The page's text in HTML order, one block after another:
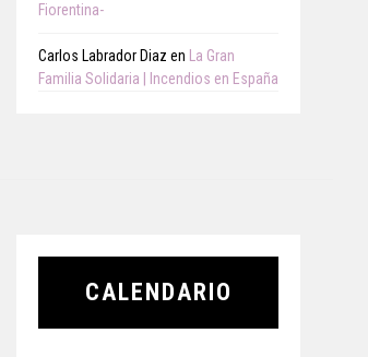
Fiorentina-
Carlos Labrador Diaz en
La Gran
Familia Solidaria | Incendios en España
CALENDARIO